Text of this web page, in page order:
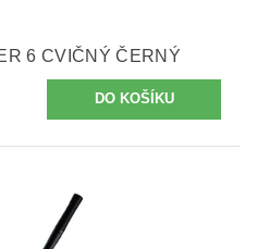
6 CVIČNÝ ČERNÝ